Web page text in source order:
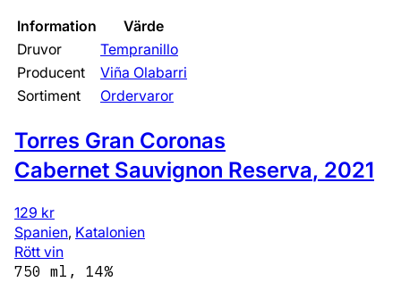
Information
Värde
Druvor
Tempranillo
Producent
Viña Olabarri
Sortiment
Ordervaror
Torres Gran Coronas
Cabernet Sauvignon Reserva, 2021
129 kr
Spanien, Katalonien
Rött vin
750 ml, 14%